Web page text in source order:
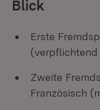
Blick
Erste
Zweite
Französisch